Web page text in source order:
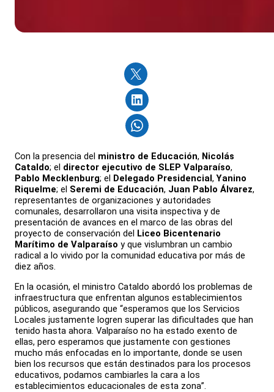
Con la presencia del ministro de Educación, Nicolás
Cataldo; el director ejecutivo de SLEP Valparaíso,
Pablo Mecklenburg; el Delegado Presidencial,Yanino
Riquelme; el Seremi de Educación, Juan Pablo Álvarez,
representantes de organizaciones y autoridades
comunales, desarrollaron una visita inspectiva y de
presentación de avances en el marco de las obras del
proyecto de conservación del Liceo Bicentenario
Marítimo de Valparaíso y que vislumbran un cambio
radical a lo vivido por la comunidad educativa por más de
diez años.
En la ocasión, el ministro Cataldo abordó los problemas de
infraestructura que enfrentan algunos establecimientos
públicos, asegurando que “esperamos que los Servicios
Locales justamente logren superar las dificultades que han
tenido hasta ahora. Valparaíso no ha estado exento de
ellas, pero esperamos que justamente con gestiones
mucho más enfocadas en lo importante, donde se usen
bien los recursos que están destinados para los procesos
educativos, podamos cambiarles la cara a los
establecimientos educacionales de esta zona”.